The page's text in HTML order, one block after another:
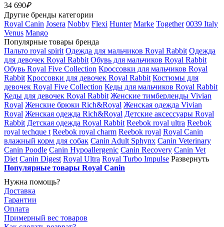
34 690₽
Другие бренды категории
Royal Canin Josera Nobby Flexi Hunter Marke Together 0039 Italy
Venus Mango
Популярные товары бренда
Пальто royal spirit Одежда для мальчиков Royal Rabbit Одежда
для девочек Royal Rabbit Обувь для мальчиков Royal Rabbit
Обувь Royal Five Collection Кроссовки для мальчиков Royal
Rabbit Кроссовки для девочек Royal Rabbit Костюмы для
девочек Royal Five Collection Кеды для мальчиков Royal Rabbit
Кеды для девочек Royal Rabbit Женские тимберленды Vivian
Royal Женские брюки Rich&Royal Женская одежда Vivian
Royal Женская одежда Rich&Royal Детские аксессуары Royal
Rabbit Детская одежда Royal Rabbit Reebok royal ultra Reebok
royal techque t Reebok royal charm Reebok royal Royal Canin
влажный корм для собак Canin Adult Sphynx Canin Veterinary
Canin Poodle Canin Hypoallergenic Canin Recovery Canin Vet
Diet Canin Digest Royal Ultra Royal Turbo Impulse Развернуть
Популярные товары Royal Canin
Нужна помощь?
Доставка
Гарантии
Оплата
Примерный вес товаров